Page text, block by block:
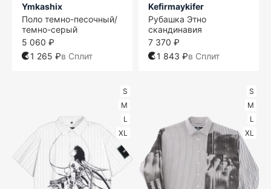
Ymkashix
Поло темно-песочный/
темно-серый
5 060 ₽
1 265 ₽в Сплит
Kefirmaykifer
Рубашка Этно
скандинавия
7 370 ₽
1 843 ₽в Сплит
S
M
L
XL
S
M
L
XL